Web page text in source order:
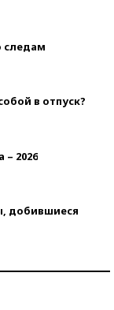
следам
в отпуск?
– 2026
добившиеся